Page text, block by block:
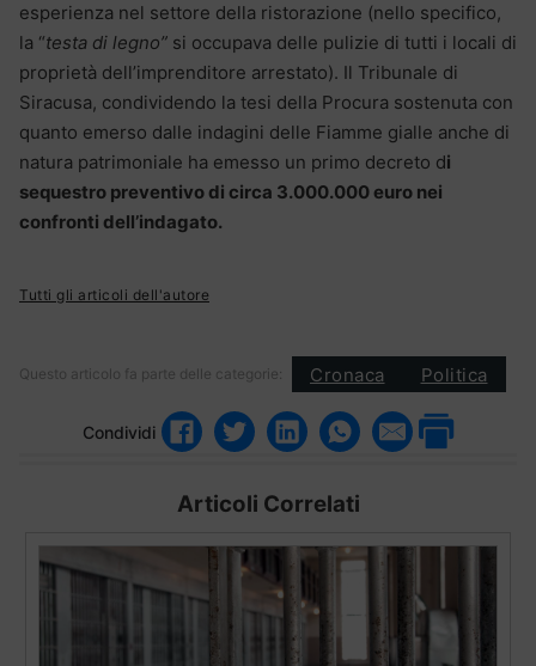
esperienza nel settore della ristorazione (nello specifico,
la “testa di legno” si occupava delle pulizie di tutti i locali di
proprietà dell’imprenditore arrestato). Il Tribunale di
Siracusa, condividendo la tesi della Procura sostenuta con
quanto emerso dalle indagini delle Fiamme gialle anche di
natura patrimoniale ha emesso un primo decreto di
sequestro preventivo di circa 3.000.000 euro nei
confronti dell’indagato.
Tutti gli articoli dell'autore
Questo articolo fa parte delle categorie: Cronaca Politica
Condividi
Articoli Correlati